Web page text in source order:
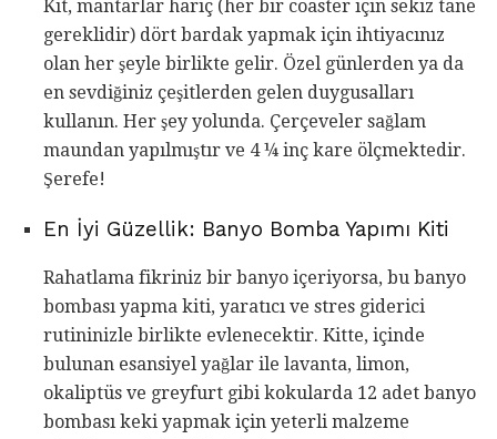
Kit, mantarlar hariç (her bir coaster için sekiz tane
gereklidir) dört bardak yapmak için ihtiyacınız
olan her şeyle birlikte gelir. Özel günlerden ya da
en sevdiğiniz çeşitlerden gelen duygusalları
kullanın. Her şey yolunda. Çerçeveler sağlam
maundan yapılmıştır ve 4 ¼ inç kare ölçmektedir.
Şerefe!
En İyi Güzellik: Banyo Bomba Yapımı Kiti
Rahatlama fikriniz bir banyo içeriyorsa, bu banyo
bombası yapma kiti, yaratıcı ve stres giderici
rutininizle birlikte evlenecektir. Kitte, içinde
bulunan esansiyel yağlar ile lavanta, limon,
okaliptüs ve greyfurt gibi kokularda 12 adet banyo
bombası keki yapmak için yeterli malzeme